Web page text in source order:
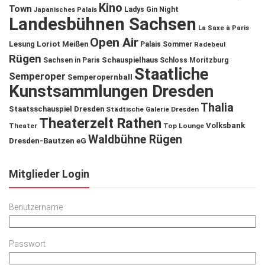
Town Japanisches Palais Kino Ladys Gin Night
Landesbühnen Sachsen La Saxe à Paris
Lesung Loriot Meißen Open Air Palais Sommer Radebeul
Rügen Sachsen in Paris Schauspielhaus Schloss Moritzburg
Semperoper Semperopernball
Staatliche
Kunstsammlungen Dresden
Staatsschauspiel Dresden Städtische Galerie Dresden Thalia
Theater Theaterzelt Rathen Top Lounge Volksbank
Dresden-Bautzen eG Waldbühne Rügen
Mitglieder Login
Benutzername
Passwort